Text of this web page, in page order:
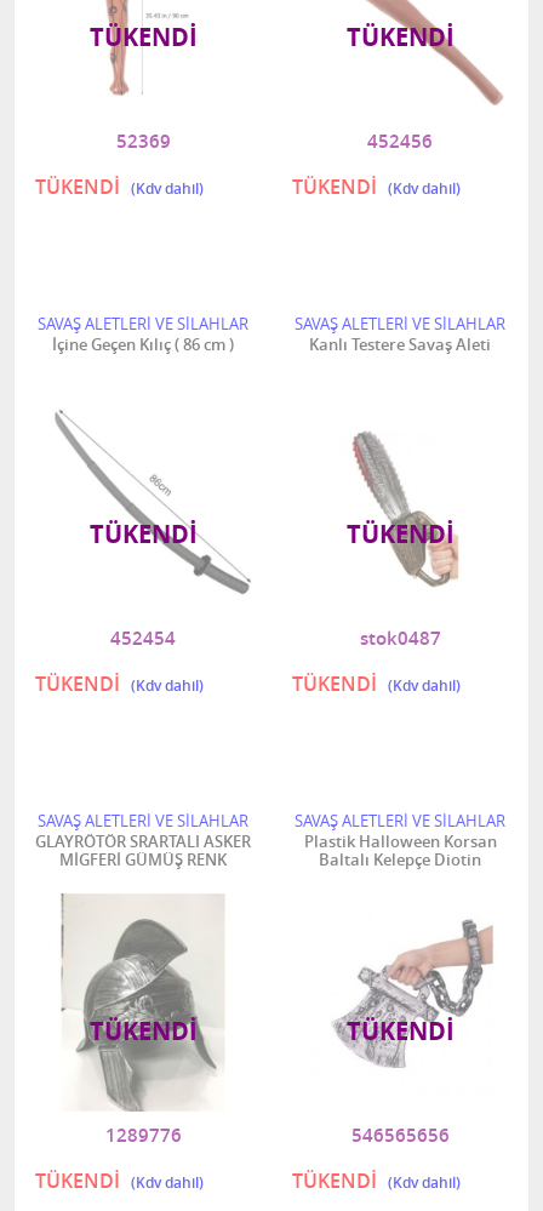
52369
TÜKENDİ
TÜKENDI
452456
TÜKENDİ
TÜKENDI
SAVAŞ ALETLERİ VE SİLAHLAR
İçine Geçen Kılıç ( 86 cm )
452454
TÜKENDİ
TÜKENDI
SAVAŞ ALETLERİ VE SİLAHLAR
Kanlı Testere Savaş Aleti
stok0487
TÜKENDİ
TÜKENDI
SAVAŞ ALETLERİ VE SİLAHLAR
GLAYRÖTÖR SRARTALI ASKER
MİGFERİ GÜMÜŞ RENK
1289776
TÜKENDİ
TÜKENDI
SAVAŞ ALETLERİ VE SİLAHLAR
Plastik Halloween Korsan
Baltalı Kelepçe Diotin
546565656
TÜKENDİ
TÜKENDI